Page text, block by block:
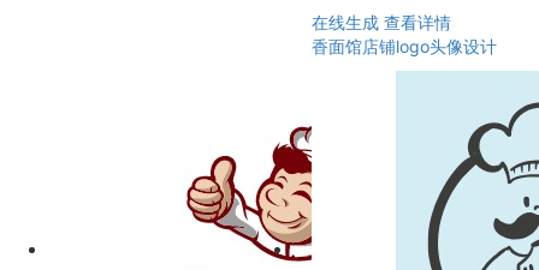
在线生成 查看详情
香面馆店铺logo头像设计